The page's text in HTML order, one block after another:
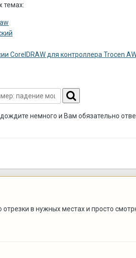
темах:
CorelDRAW для контроллера Trocen
немного и Вам обязательно
в нужных местах и просто